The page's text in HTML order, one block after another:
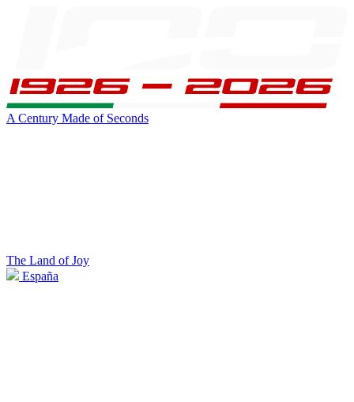
A Century Made of Seconds
The Land of Joy
España